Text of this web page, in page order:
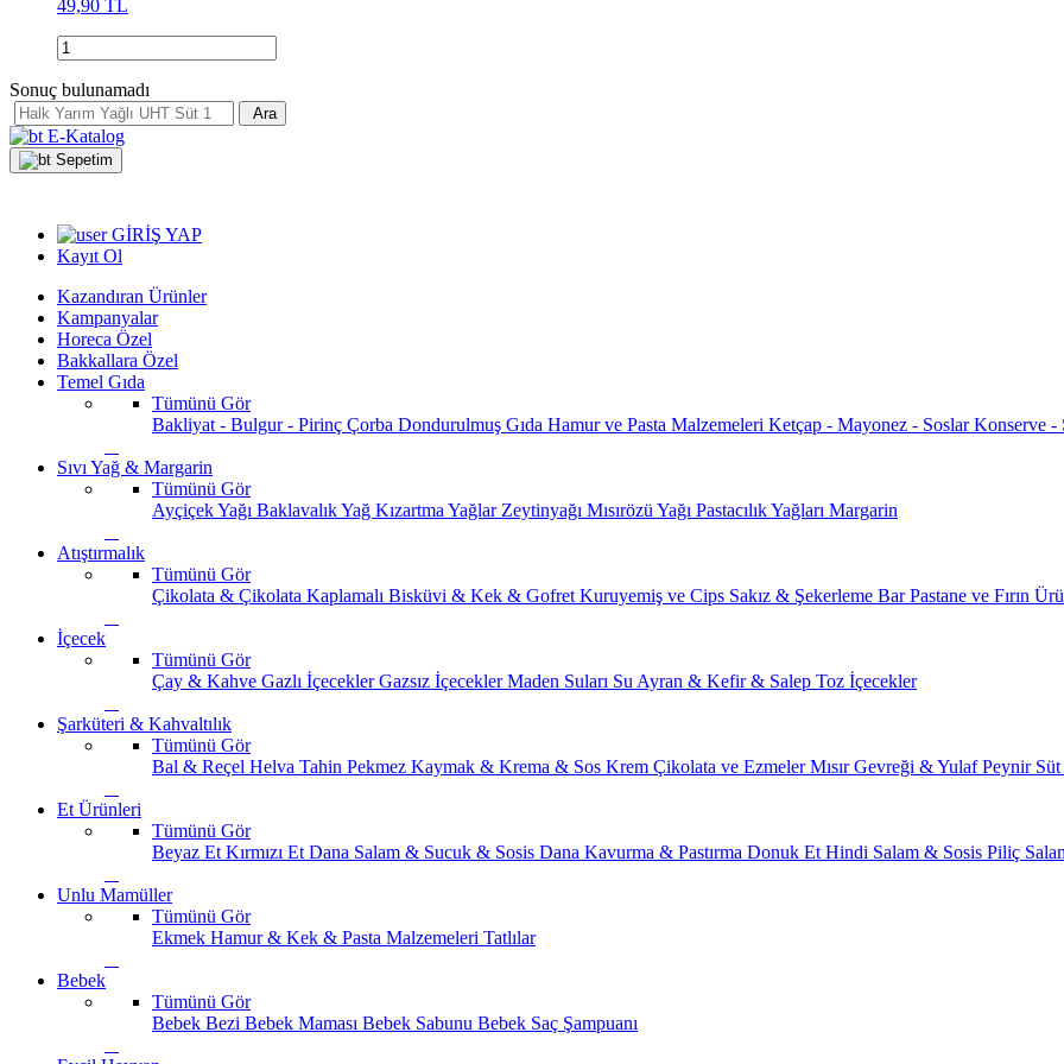
49,90 TL
Sonuç bulunamadı
Ara
E-Katalog
Sepetim
GİRİŞ YAP
Kayıt Ol
Kazandıran Ürünler
Kampanyalar
Horeca Özel
Bakkallara Özel
Temel Gıda
Tümünü Gör
Bakliyat - Bulgur - Pirinç Çorba Dondurulmuş Gıda Hamur ve Pasta Malzemeleri Ketçap - Mayonez - SoslarKonserve -
Sıvı Yağ & Margarin
Tümünü Gör
Ayçiçek Yağı Baklavalık Yağ Kızartma Yağlar Zeytinyağı Mısırözü Yağı Pastacılık Yağları Margarin
Atıştırmalık
Tümünü Gör
Çikolata & Çikolata Kaplamalı Bisküvi & Kek & Gofret Kuruyemiş ve Cips Sakız & Şekerleme BarPastane ve Fırın
İçecek
Tümünü Gör
Çay & Kahve Gazlı İçeceklerGazsız İçeceklerMaden Suları Su Ayran & Kefir & Salep Toz İçecekler
Şarküteri & Kahvaltılık
Tümünü Gör
Bal & Reçel Helva Tahin Pekmez Kaymak & Krema & Sos Krem Çikolata ve EzmelerMısır Gevreği & YulafPeynir
Et Ürünleri
Tümünü Gör
Beyaz Et Kırmızı Et Dana Salam & Sucuk & Sosis Dana Kavurma & Pastırma Donuk Et Hindi Salam & Sosis Piliç
Unlu Mamüller
Tümünü Gör
Ekmek Hamur & Kek & Pasta Malzemeleri Tatlılar
Bebek
Tümünü Gör
Bebek Bezi Bebek Maması Bebek Sabunu Bebek Saç Şampuanı